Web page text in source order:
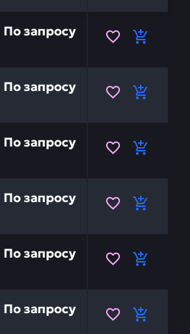
инвестиция в
По запросу
инвестиция в
По запросу
инвестиция в
По запросу
инвестиция в
По запросу
в бесперебойную
По запросу
в
По запросу